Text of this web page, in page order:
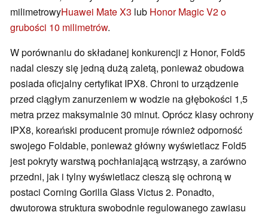
milimetrowyHuawei Mate X3 lub Honor Magic V2 o
grubości 10 milimetrów.
W porównaniu do składanej konkurencji z Honor, Fold5
nadal cieszy się jedną dużą zaletą, ponieważ obudowa
posiada oficjalny certyfikat IPX8. Chroni to urządzenie
przed ciągłym zanurzeniem w wodzie na głębokości 1,5
metra przez maksymalnie 30 minut. Oprócz klasy ochrony
IPX8, koreański producent promuje również odporność
swojego Foldable, ponieważ główny wyświetlacz Fold5
jest pokryty warstwą pochłaniającą wstrząsy, a zarówno
przedni, jak i tylny wyświetlacz cieszą się ochroną w
postaci Corning Gorilla Glass Victus 2. Ponadto,
dwutorowa struktura swobodnie regulowanego zawiasu